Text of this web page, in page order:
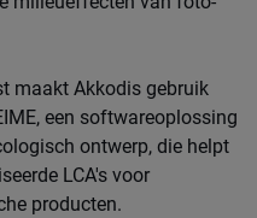
maakt Akkodis gebruik
een softwareoplossing
ontwerp, die helpt
LCA's voor
producten.